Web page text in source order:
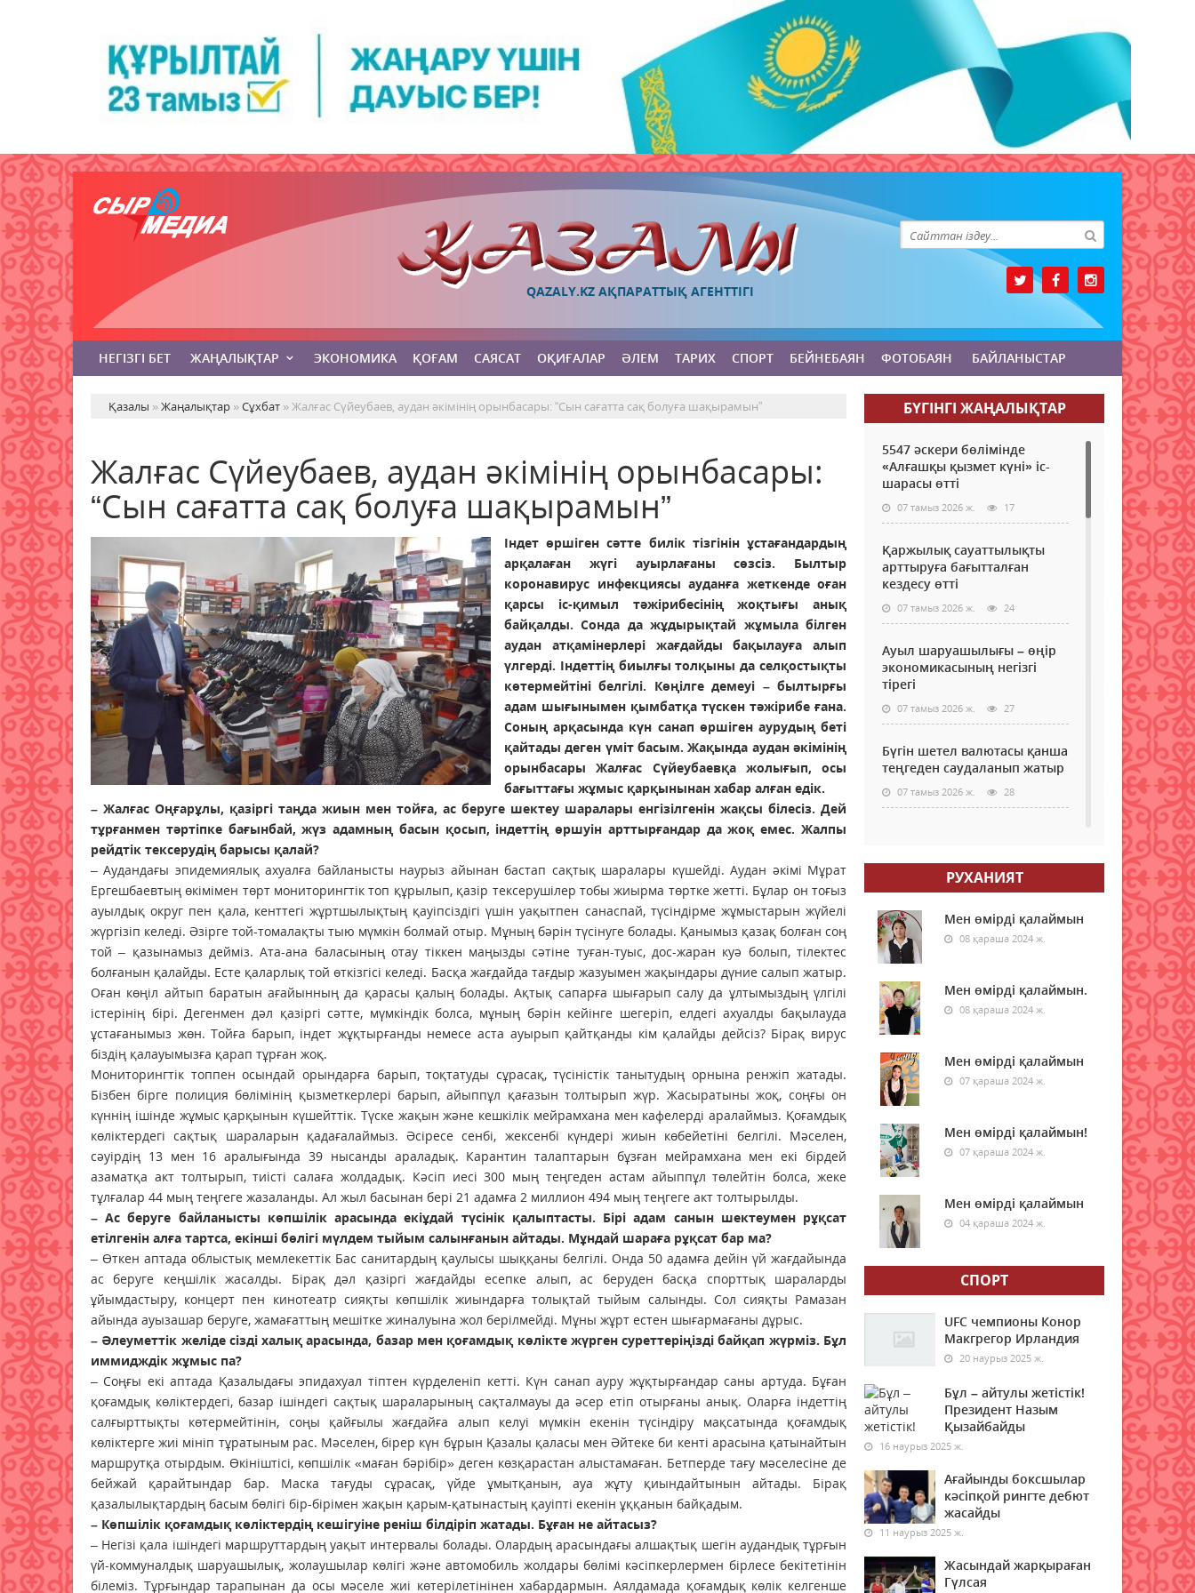
QAZALY.KZ АҚПАРАТТЫҚ АГЕНТТІГІ
НЕГІЗГІ БЕТ ЖАҢАЛЫҚТАР ЭКОНОМИКА ҚОҒАМ САЯСАТ ОҚИҒАЛАР ӘЛЕМ ТАРИХ СПОРТ БЕЙНЕБАЯН ФОТОБАЯН БАЙЛАНЫСТАР
Қазалы »Жаңалықтар »Сұхбат » Жалғас Сүйеубаев, аудан әкімінің орынбасары: “Сын сағатта сақ болуға шақырамын”
Жалғас Сүйеубаев, аудан әкімінің орынбасары:
“Сын сағатта сақ болуға шақырамын”
Індет өршіген сәтте билік тізгінін ұстағандардың
арқалаған жүгі ауырлағаны сөзсіз. Былтыр
коронавирус инфекциясы ауданға жеткенде оған
қарсы іс-қимыл тәжірибесінің жоқтығы анық
байқалды. Сонда да жұдырықтай жұмыла білген
аудан атқамінерлері жағдайды бақылауға алып
үлгерді. Індеттің биылғы толқыны да селқостықты
көтермейтіні белгілі. Көңілге демеуі – былтырғы
адам шығынымен қымбатқа түскен тәжірибе ғана.
Соның арқасында күн санап өршіген аурудың беті
қайтады деген үміт басым. Жақында аудан әкімінің
орынбасары Жалғас Сүйеубаевқа жолығып, осы
бағыттағы жұмыс қарқынынан хабар алған едік.
– Жалғас Оңғарұлы, қазіргі таңда жиын мен тойға, ас беруге шектеу шаралары енгізілгенін жақсы білесіз. Дей
тұрғанмен тәртіпке бағынбай, жүз адамның басын қосып, індеттің өршуін арттырғандар да жоқ емес. Жалпы
рейдтік тексерудің барысы қалай?
– Аудандағы эпидемиялық ахуалға байланысты наурыз айынан бастап сақтық шаралары күшейді. Аудан әкімі Мұрат
Ергешбаевтың өкімімен төрт мониторингтік топ құрылып, қазір тексерушілер тобы жиырма төртке жетті. Бұлар он тоғыз
ауылдық округ пен қала, кенттегі жұртшылықтың қауіпсіздігі үшін уақытпен санаспай, түсіндірме жұмыстарын жүйелі
жүргізіп келеді. Әзірге той-томалақты тыю мүмкін болмай отыр. Мұның бәрін түсінуге болады. Қанымыз қазақ болған соң
той – қазынамыз дейміз. Ата-ана баласының отау тіккен маңызды сәтіне туған-туыс, дос-жаран куә болып, тілектес
болғанын қалайды. Есте қаларлық той өткізгісі келеді. Басқа жағдайда тағдыр жазуымен жақындары дүние салып жатыр.
Оған көңіл айтып баратын ағайынның да қарасы қалың болады. Ақтық сапарға шығарып салу да ұлтымыздың үлгілі
істерінің бірі. Дегенмен дәл қазіргі сәтте, мүмкіндік болса, мұның бәрін кейінге шегеріп, елдегі ахуалды бақылауда
ұстағанымыз жөн. Тойға барып, індет жұқтырғанды немесе аста ауырып қайтқанды кім қалайды дейсіз? Бірақ вирус
біздің қалауымызға қарап тұрған жоқ.
Мониторингтік топпен осындай орындарға барып, тоқтатуды сұрасақ, түсіністік танытудың орнына ренжіп жатады.
Бізбен бірге полиция бөлімінің қызметкерлері барып, айыппұл қағазын толтырып жүр. Жасыратыны жоқ, соңғы он
күннің ішінде жұмыс қарқынын күшейттік. Түске жақын және кешкілік мейрамхана мен кафелерді аралаймыз. Қоғамдық
көліктердегі сақтық шараларын қадағалаймыз. Әсіресе сенбі, жексенбі күндері жиын көбейетіні белгілі. Мәселен,
сәуірдің 13 мен 16 аралығында 39 нысанды араладық. Карантин талаптарын бұзған мейрамхана мен екі бірдей
азаматқа акт толтырып, тиісті салаға жолдадық. Кәсіп иесі 300 мың теңгеден астам айыппұл төлейтін болса, жеке
тұлғалар 44 мың теңгеге жазаланды. Ал жыл басынан бері 21 адамға 2 миллион 494 мың теңгеге акт ­толтырылды.
– Ас беруге байланысты көпшілік арасында екіұдай түсінік қалыптасты. Бірі адам санын шектеумен рұқсат
етілгенін алға тартса, екінші бөлігі мүлдем тыйым салынғанын айтады. Мұндай шараға рұқсат бар ма?
– Өткен аптада облыстық мемлекеттік Бас санитардың қаулысы шыққаны белгілі. Онда 50 адамға дейін үй жағдайында
ас беруге кеңшілік жасалды. Бірақ дәл қазіргі жағдайды есепке алып, ас беруден басқа спорттық шараларды
ұйымдастыру, концерт пен кинотеатр сияқты көпшілік жиындарға толықтай тыйым салынды. Сол сияқты Рамазан
айында ауызашар беруге, жамағаттың мешітке жиналуына жол берілмейді. Мұны жұрт естен шығармағаны дұрыс.
– Әлеуметтік желіде сізді халық арасында, базар мен қоғамдық көлікте жүрген суреттеріңізді байқап жүрміз. Бұл
иммидждік жұмыс па?
– Соңғы екі аптада Қазалыдағы эпидахуал тіптен күрделеніп кетті. Күн санап ауру жұқтырғандар саны артуда. Бұған
қоғамдық көліктердегі, базар ішіндегі сақтық шараларының сақталмауы да әсер етіп отырғаны анық. Оларға індеттің
салғырттықты көтермейтінін, соңы қайғылы жағдайға алып келуі мүмкін екенін түсіндіру мақсатында қоғамдық
көліктерге жиі мініп тұратыным рас. Мәселен, бірер күн бұрын Қазалы қаласы мен Әйтеке би кенті арасына қатынайтын
маршрутқа отырдым. Өкініштісі, көпшілік «маған бәрібір» деген көзқарастан алыстамаған. Бетперде тағу мәселесіне де
бейжай қарайтындар бар. Маска тағуды сұрасақ, үйде ұмытқанын, ауа жұту қиындайтынын айтады. Бірақ
қазалылықтардың басым бөлігі бір-бірімен жақын қарым-қатынастың қауіпті екенін ұққанын байқадым.
– Көпшілік қоғамдық көліктердің кешігуіне реніш білдіріп жатады. Бұған не айтасыз?
– Негізі қала ішіндегі маршруттардың уақыт интервалы болады. Олардың арасындағы алшақтық шегін аудандық тұрғын
үй-коммуналдық шаруашылық, жолаушылар көлігі және автомобиль жолдары бөлімі кәсіпкерлермен бірлесе бекітетінін
білеміз. Тұрғындар тарапынан да осы мәселе жиі көтерілетінінен хабардармын. Аялдамада қоғамдық көлік келгенше
БҮГІНГI ЖАҢАЛЫҚТАР
5547 әскери бөлімінде
«Алғашқы қызмет күні» іс-
шарасы өтті
07 тамыз 2026 ж. 17
Қаржылық сауаттылықты
арттыруға бағытталған
кездесу өтті
07 тамыз 2026 ж. 24
Ауыл шаруашылығы – өңір
экономикасының негізгі
тірегі
07 тамыз 2026 ж. 27
Бүгін шетел валютасы қанша
теңгеден саудаланып жатыр
07 тамыз 2026 ж. 28
07 тамыз 2026 ж. 25
Аптап ыстық: Қазгидромет
ауа райына байланысты
ескерту жасады
Жаңбыр және аптап: 7
тамызда Қазақстанда ауа
райы қандай болады?
07 тамыз 2026 ж. 32
тұрақты түрде
қалыптастыратын
қазақстандықтардың саны
07 тамыз 2026 ж. 31
Өңірлерде жел күшейіп,
найзағай ойнайды
07 тамыз 2026 ж. 32
7 тамызға валюта бағамы
07 тамыз 2026 ж. 29
Енді бастауыш сынып
оқушылары ТЖБ мен БЖБ
тапсырмайды
Қазалы ауданында
қаржылық қауіпсіздік
бойынша кездесу өтті
07 тамыз 2026 ж. 31
РУХАНИЯТ
Мен өмірді қалаймын
08 қараша 2024 ж.
Мен өмірді қалаймын.
08 қараша 2024 ж.
Мен өмірді қалаймын
07 қараша 2024 ж.
Мен өмірді қалаймын!
07 қараша 2024 ж.
Мен өмірді қалаймын
04 қараша 2024 ж.
СПОРТ
UFC чемпионы Конор
Макгрегор Ирландия
20 наурыз 2025 ж.
Бұл – айтулы жетістік!
Президент Назым
Қызайбайды
16 наурыз 2025 ж.
Ағайынды боксшылар
кәсіпқой рингте дебют
жасайды
11 наурыз 2025 ж.
Жасындай жарқыраған
Гүлсая